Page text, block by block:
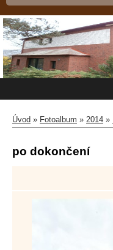
Úvod » Fotoalbum » 2014 »
po dokončení